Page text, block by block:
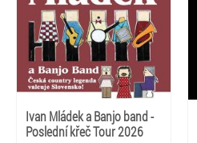
Ivan Mládek a Banjo band -
Poslední křeč Tour 2026